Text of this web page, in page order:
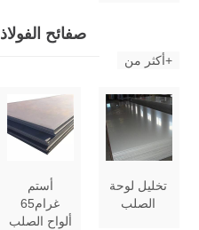
صفائح الفولاذ
أكثر من+
أستم
غرام65
ألواح الصلب
تخليل لوحة
الصلب